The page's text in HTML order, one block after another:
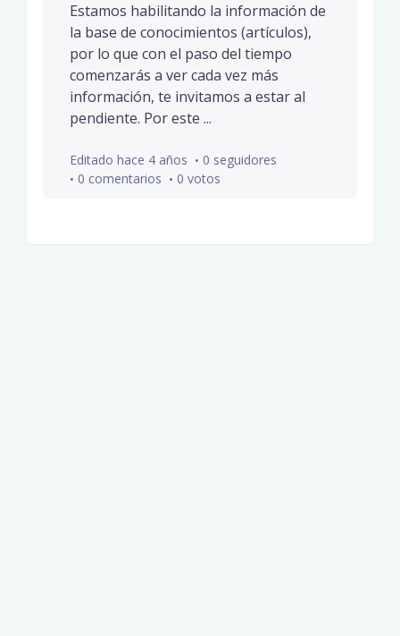
Estamos habilitando la información de
la base de conocimientos (artículos),
por lo que con el paso del tiempo
comenzarás a ver cada vez más
información, te invitamos a estar al
pendiente. Por este ...
Editado hace 4 años
0 seguidores
0 comentarios
0 votos